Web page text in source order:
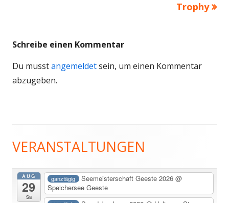
Trophy
Schreibe einen Kommentar
Du musstangemeldetsein, um einen Kommentar
abzugeben.
Haupt-
Seitenleiste
VERANSTALTUNGEN
AUG
29
Sa
ganztägig Seemeisterschaft Geeste 2026@
Speichersee Geeste